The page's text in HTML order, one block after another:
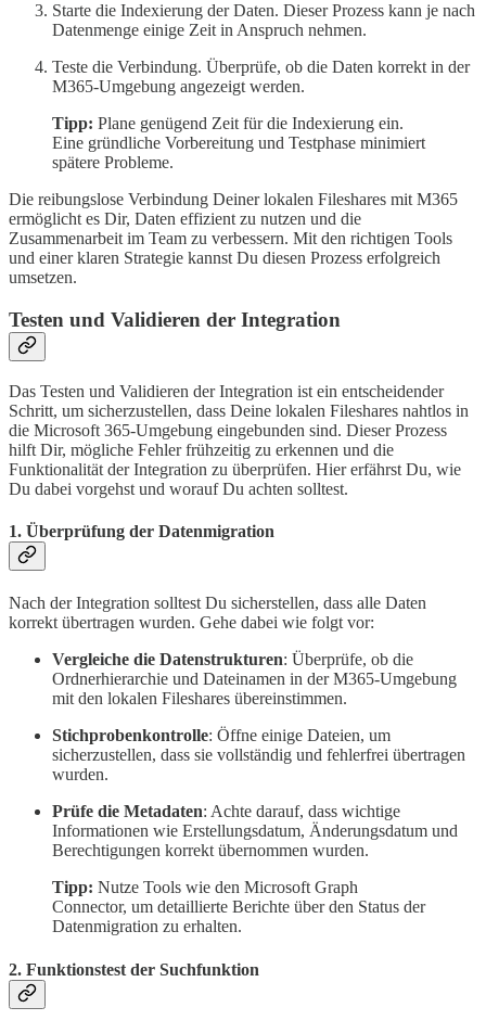
Starte die Indexierung der Daten. Dieser Prozess kann je nach
Datenmenge einige Zeit in Anspruch nehmen.
Teste die Verbindung. Überprüfe, ob die Daten korrekt in der
M365-Umgebung angezeigt werden.
Tipp: Plane genügend Zeit für die Indexierung ein.
Eine gründliche Vorbereitung und Testphase minimiert
spätere Probleme.
Die reibungslose Verbindung Deiner lokalen Fileshares mit M365
ermöglicht es Dir, Daten effizient zu nutzen und die
Zusammenarbeit im Team zu verbessern. Mit den richtigen Tools
und einer klaren Strategie kannst Du diesen Prozess erfolgreich
umsetzen.
Testen und Validieren der Integration
Das Testen und Validieren der Integration ist ein entscheidender
Schritt, um sicherzustellen, dass Deine lokalen Fileshares nahtlos in
die Microsoft 365-Umgebung eingebunden sind. Dieser Prozess
hilft Dir, mögliche Fehler frühzeitig zu erkennen und die
Funktionalität der Integration zu überprüfen. Hier erfährst Du, wie
Du dabei vorgehst und worauf Du achten solltest.
1. Überprüfung der Datenmigration
Nach der Integration solltest Du sicherstellen, dass alle Daten
korrekt übertragen wurden. Gehe dabei wie folgt vor:
Vergleiche die Datenstrukturen: Überprüfe, ob die
Ordnerhierarchie und Dateinamen in der M365-Umgebung
mit den lokalen Fileshares übereinstimmen.
Stichprobenkontrolle: Öffne einige Dateien, um
sicherzustellen, dass sie vollständig und fehlerfrei übertragen
wurden.
Prüfe die Metadaten: Achte darauf, dass wichtige
Informationen wie Erstellungsdatum, Änderungsdatum und
Berechtigungen korrekt übernommen wurden.
Tipp: Nutze Tools wie den Microsoft Graph
Connector, um detaillierte Berichte über den Status der
Datenmigration zu erhalten.
2. Funktionstest der Suchfunktion